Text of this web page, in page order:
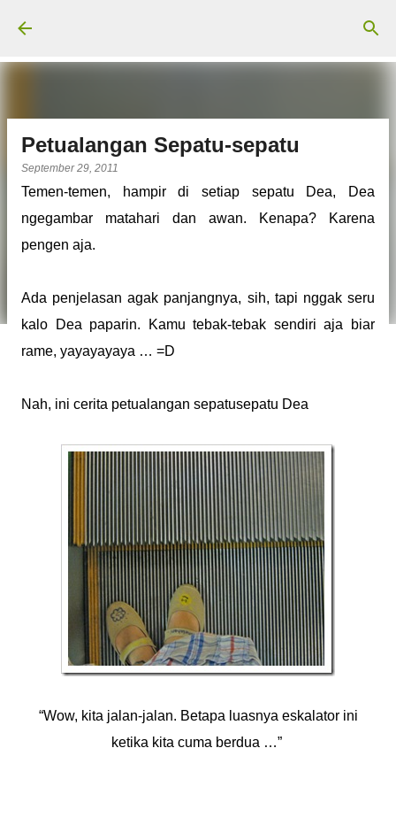
Petualangan Sepatu-sepatu
September 29, 2011
Temen-temen, hampir di setiap sepatu Dea, Dea
ngegambar matahari dan awan. Kenapa? Karena
pengen aja.
Ada penjelasan agak panjangnya, sih, tapi nggak seru
kalo Dea paparin. Kamu tebak-tebak sendiri aja biar
rame, yayayayaya … =D
Nah, ini cerita petualangan sepatusepatu Dea
“Wow, kita jalan-jalan. Betapa luasnya eskalator ini
ketika kita cuma berdua …”